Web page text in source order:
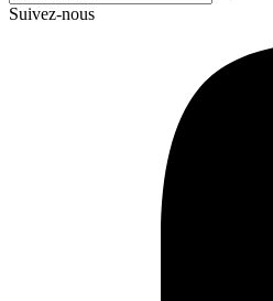
Suivez-nous